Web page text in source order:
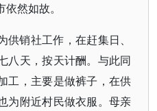
然如故。
销社工作，在赶集日、
八天，按天计酬。与此同
工，主要是做裤子，在供
为附近村民做衣服。母亲